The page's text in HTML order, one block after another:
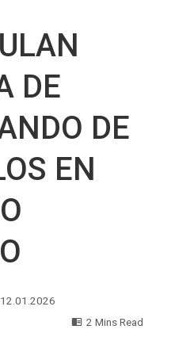
DE
DE
EN
12.01.2026
2 Mins Read